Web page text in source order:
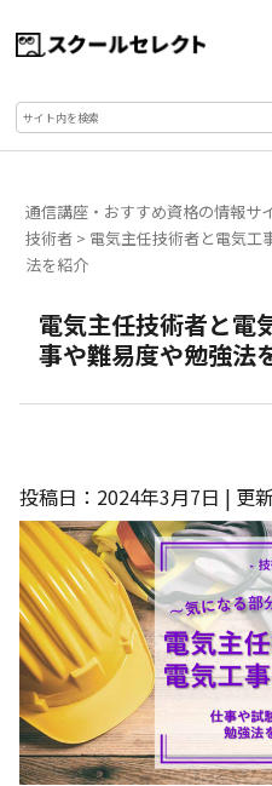
通信講座・おすすめ資格の情報サ
技術者 > 電気主任技術者と電気工
法を紹介
電気主任技術者と電
事や難易度や勉強法
投稿日：2024年3月7日 | 更